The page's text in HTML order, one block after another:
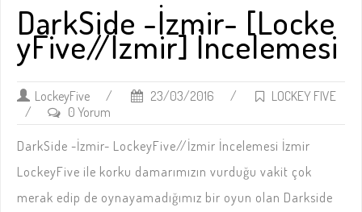
DarkSide -İzmir- [Locke
yFive//İzmir] İncelemesi
LockeyFive / 23/03/2016 /
LOCKEY FIVE
/
0 Yorum
DarkSide -İzmir- LockeyFive//İzmir İncelemesi İzmir
LockeyFive ile korku damarımızın vurduğu vakit çok
merak edip de oynayamadığımız bir oyun olan Darkside